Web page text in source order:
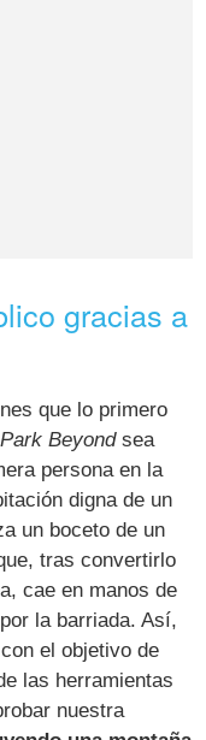
gracias a
que lo primero
Park Beyondsea
persona en la
digna de un
un boceto de un
tras convertirlo
cae en manos de
la barriada. Así,
el objetivo de
las herramientas
nuestra